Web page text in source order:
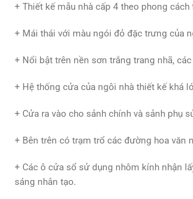
+ Thiết kế mẫu nhà cấp 4 theo phong
+ Mái thái với màu ngói đỏ đặc trưng của
+ Nổi bật trên nền sơn trắng trang nhã,
+ Hệ thống cửa của ngôi nhà thiết kế khá
+ Cửa ra vào cho sảnh chính và sảnh phụ
+ Bên trên có trạm trổ các đường hoa văn
+ Các ô cửa sổ sử dụng nhôm kính nhận
sáng nhân tạo.